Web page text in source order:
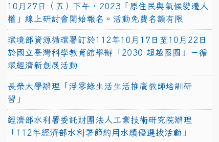
10月27日（五）下午，2023「原住民與氣候變遷人
權」線上研討會開始報名。活動免費名額有限
環境部資源循環署訂於112年10月17日至10月22日
於國立臺灣科學教育館舉辦「2030 超越圈圈」－循
環經濟新創展活動
長榮大學辦理「淨零綠生活生活推廣教師培訓研
習」
經濟部水利署委託財團法人工業技術研究院辦理
「112年經濟部水利署節約用水績優選拔活動」